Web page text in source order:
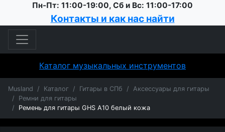
Пн-Пт: 11:00-19:00, Сб и Вс: 11:00-17:00
Контакты и как нас найти
Каталог музыкальных инструментов
Musland Каталог Гитары в СПб
Аксессуары для гитары
Ремни для гитары
Ремень для гитары GHS А10 белый кожа